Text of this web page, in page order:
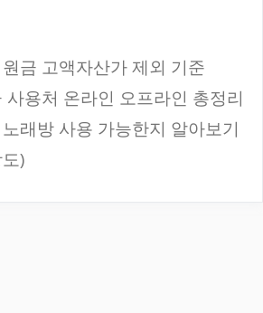
금 고액자산가 제외 기준
사용처 온라인 오프라인 총정리
래방 사용 가능한지 알아보기
)